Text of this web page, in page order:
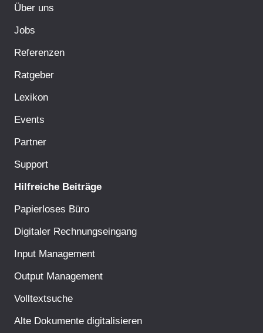
Über uns
Jobs
Referenzen
Ratgeber
Lexikon
Events
Partner
Support
Hilfreiche Beiträge
Papierloses Büro
Digitaler Rechnungseingang
Input Management
Output Management
Volltextsuche
Alte Dokumente digitalisieren